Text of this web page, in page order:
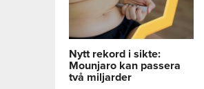
Nytt rekord i sikte:
Mounjaro kan passera
två miljarder